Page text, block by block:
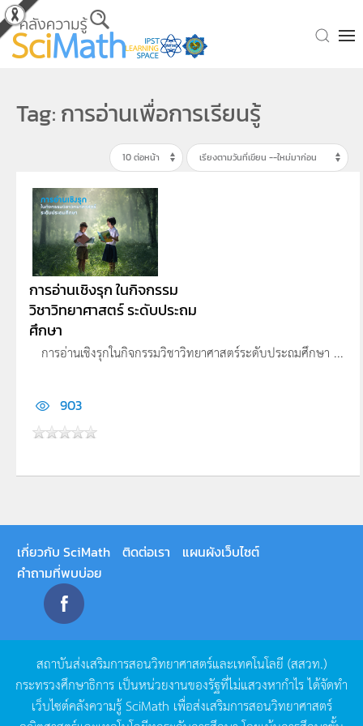
Skip to main content
Tag: การอ่านเพื่อการเรียนรู้
การอ่านเชิงรุก ในกิจกรรม
วิชาวิทยาศาสตร์ ระดับประถม
ศึกษา
การอ่านเชิงรุกในกิจกรรมวิชาวิทยาศาสตร์ระดับประถมศึกษา ...
903
เกี่ยวกับ SciMath ติดต่อเรา
แผนผังเว็บไซต์
คำถามที่พบบ่อย
สถาบันส่งเสริมการสอนวิทยาศาสตร์และเทคโนโลยี (สสวท.)
กระทรวงศึกษาธิการ เป็นหน่วยงานของรัฐที่ไม่แสวงหากำไรได้จัดทำ
เว็บไซต์คลังความรู้SciMath เพื่อส่งเสริมการสอนวิทยาศาสตร์